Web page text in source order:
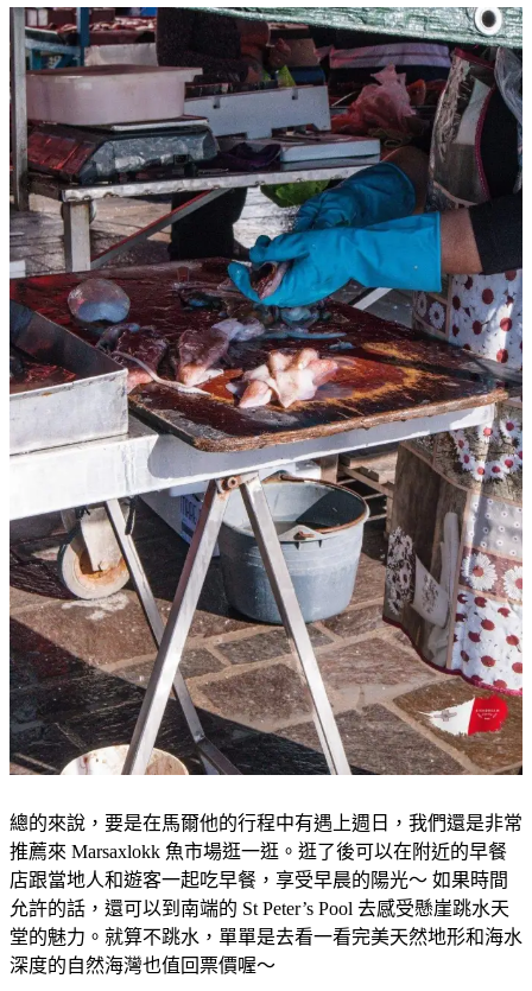
總的來說，要是在馬爾他的行程中有遇上週日，我們還是非常
推薦來 Marsaxlokk 魚市場逛一逛。逛了後可以在附近的早餐
店跟當地人和遊客一起吃早餐，享受早晨的陽光～ 如果時間
允許的話，還可以到南端的 St Peter’s Pool 去感受懸崖跳水天
堂的魅力。就算不跳水，單單是去看一看完美天然地形和海水
深度的自然海灣也值回票價喔～